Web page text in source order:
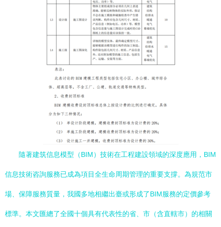
隨著建筑信息模型（BIM）技術在工程建設領域的深度應用，BIM
信息技術咨詢服務已成為項目全生命周期管理的重要支撐。為規范市
場、保障服務質量，我國多地相繼出臺或形成了BIM服務的定價參考
標準。本文匯總了全國十個具有代表性的省、市（含直轄市）的相關